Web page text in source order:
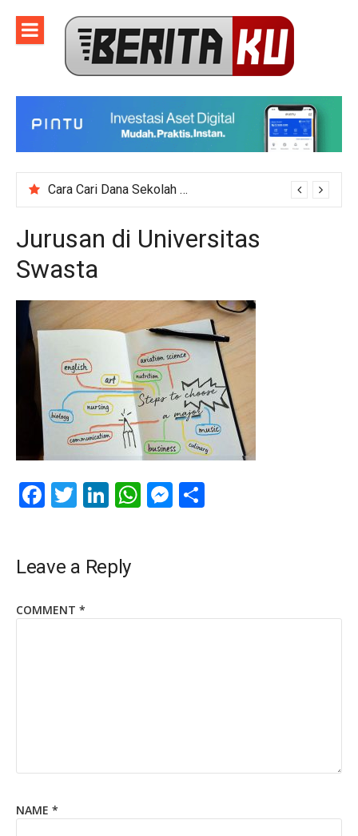
content
Cara Cari Dana Sekolah untuk Event Kegiatan Skala Besar
Jurusan di Universitas
Swasta
Facebook
Twitter
LinkedIn
WhatsApp
Messenger
Leave a Reply
COMMENT *
NAME *